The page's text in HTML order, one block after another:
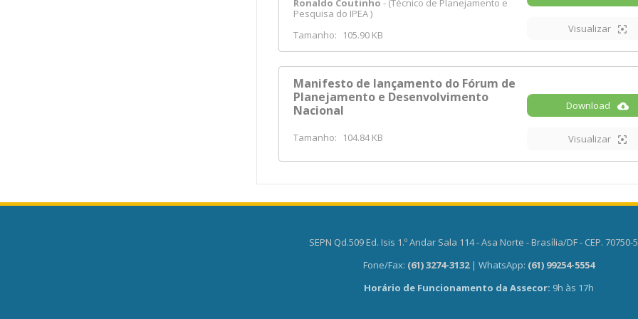
Ronaldo Coutinho - (Técnico de Planejamento e
Pesquisa do IPEA )
Tamanho:
105.90 KB Visualizar
Manifesto de lançamento do Fórum de
Planejamento e Desenvolvimento
Nacional
Tamanho: 104.84 KB
Download
Visualizar
SEPN Qd.509 Ed. Isis 1.º Andar Sala 114 - Asa Norte - Brasília/DF - CEP. 70750-
Fone/Fax: (61) 3274-3132 | WhatsApp: (61) 99254-5554
Horário de Funcionamento da Assecor: 9h às 17h